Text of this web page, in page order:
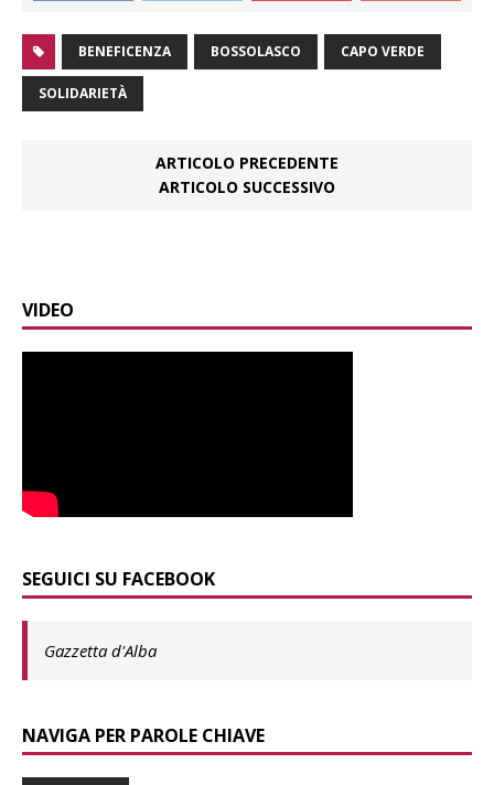
BENEFICENZA BOSSOLASCO CAPO VERDE
SOLIDARIETÀ
ARTICOLO PRECEDENTE
ARTICOLO SUCCESSIVO
VIDEO
SEGUICI SU FACEBOOK
Gazzetta d'Alba
NAVIGA PER PAROLE CHIAVE